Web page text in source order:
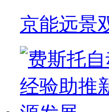
京能远景